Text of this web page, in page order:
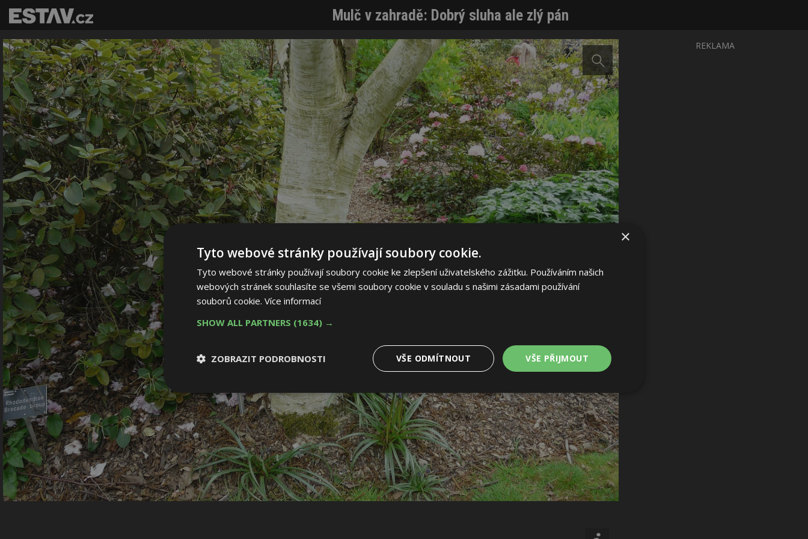
Mulč v zahradě: Dobrý sluha ale zlý pán
REKLAMA
×
Tyto webové stránky používají soubory cookie.
Tyto webové stránky používají soubory cookie ke zlepšení uživatelského zážitku. Používáním našich
webových stránek souhlasíte se všemi soubory cookie v souladu s našimi zásadami používání
souborů cookie. Více informací
SHOW ALL PARTNERS (1634) →
VŠE PŘIJMOUT
VŠE ODMÍTNOUT
ZOBRAZIT PODROBNOSTI
Nezbytně nutné
soubory
Výkonové
soubory
Soubory cílení Funkční soubory
Nezařazené
soubory
Nezbytně nutné soubory Výkonové soubory Soubory cílení Funkční soubory Nezařazené soubory